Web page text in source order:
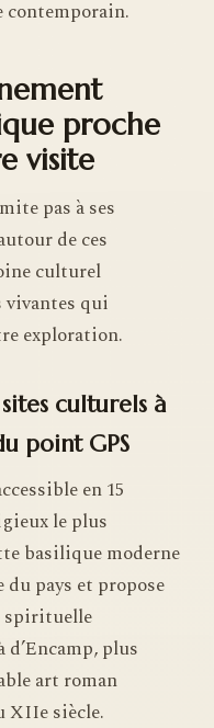
contemporain.
proche
visite
pas à ses
de ces
culturel
qui
exploration.
culturels à
point GPS
en 15
le plus
basilique moderne
pays et propose
spirituelle
d’Encamp, plus
art roman
XIIe siècle.